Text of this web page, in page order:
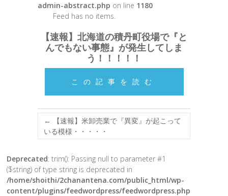
admin-abstract.php on line 1180
Feed has no items.
【速報】北海道の積丹町役場で『と
んでもない事態』が発生してしま
う！！！！！
この記事を読む
←
【速報】米卸売業で『異変』が起こって
いる模様・・・・・
Deprecated: trim(): Passing null to parameter #1
($string) of type string is deprecated in
/home/shoithi/2chanantena.com/public_html/wp-
content/plugins/feedwordpress/feedwordpress.php